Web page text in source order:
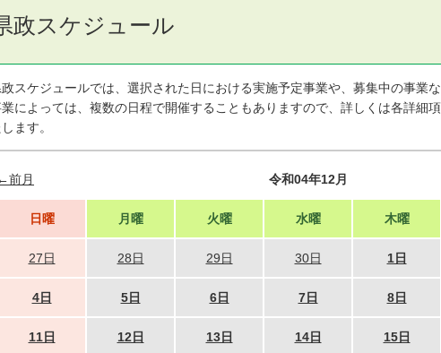
政スケジュール
スケジュールでは、選択された日における実施予定事業や、募集中の事業な
によっては、複数の日程で開催することもありますので、詳しくは各詳細
ます。
←前月 令和04年12月
日曜 月曜 火曜 水曜 木曜
27日 28日 29日 30日 1日
4日 5日 6日 7日 8日
11日 12日 13日 14日 15日